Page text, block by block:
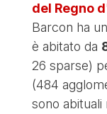
del Regno
Barcon ha
è abitato da
26 sparse)
(484
sono